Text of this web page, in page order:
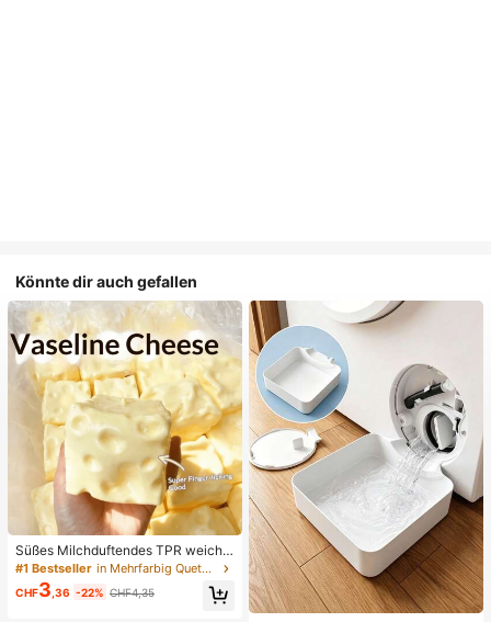
Könnte dir auch gefallen
Süßes Milchduftendes TPR weiche
s quetschbares Dumpling-förmiges
Stressabbau-Spielzeug, 5cm niedli
ches lustiges Quetsch-Stressabbau
#1 Bestseller in Mehrfarbig Quetschspielzeug für Teenager
CHF3 ,36 -22% CHF4,35